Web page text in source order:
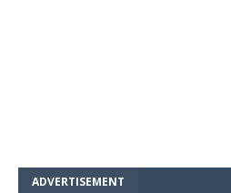
ADVERTISEMENT